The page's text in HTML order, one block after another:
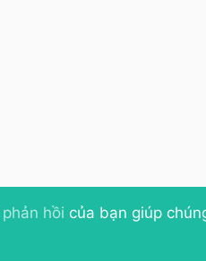
phản hồi của bạn giúp